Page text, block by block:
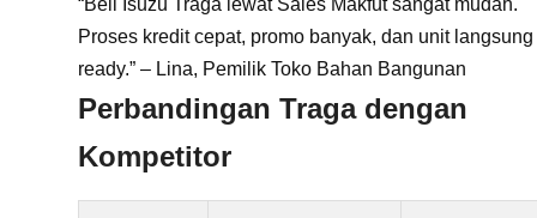
“Beli Isuzu Traga lewat Sales Makfut sangat mudah.
Proses kredit cepat, promo banyak, dan unit langsung
ready.” – Lina, Pemilik Toko Bahan Bangunan
Perbandingan Traga dengan
Kompetitor